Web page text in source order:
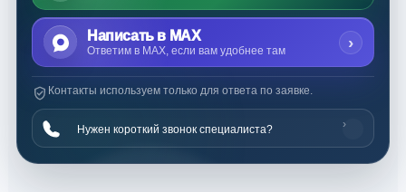
Написать в MAX
Ответим в MAX, если вам удобнее там ›
Контакты используем только для ответа по заявке.
Нужен короткий звонок специалиста? ›